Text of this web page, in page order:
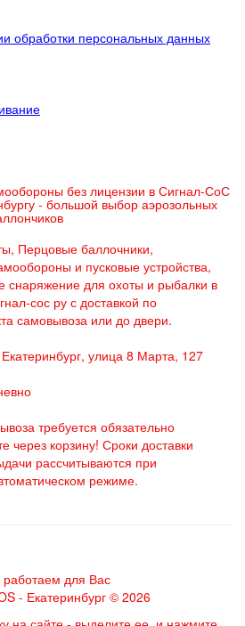
обработки персональных данных
без лицензии в Сигнал-СоС
- большой выбор аэрозольных
Перцовые баллочники,
и пусковые устройства,
снаряжение для охоты и рыбалки в
сос ру с доставкой по
самовывоза или до двери.
улица 8 Марта, 127
требуется обязательно
через корзину! Сроки доставки
рассчитываются при
режиме.
для Вас
- Екатеринбург © 2026